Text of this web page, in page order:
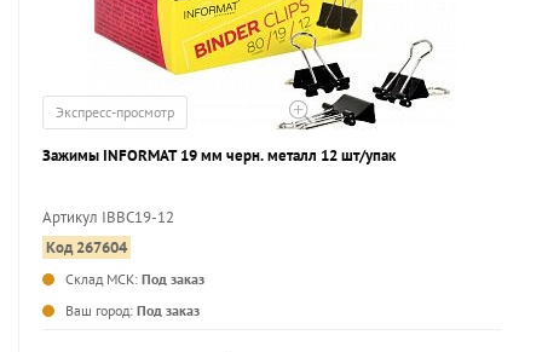
Экспресс-просмотр
Зажимы INFORMAT 19 мм черн. металл 12 шт/упак
Артикул IBBC19-12
Код 267604
Склад МСК: Под заказ
Ваш город: Под заказ